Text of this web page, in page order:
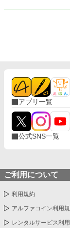
アプリ一覧
公式SNS一覧
ご利用について
利用規約
アルファコイン利用
レンタルサービス利